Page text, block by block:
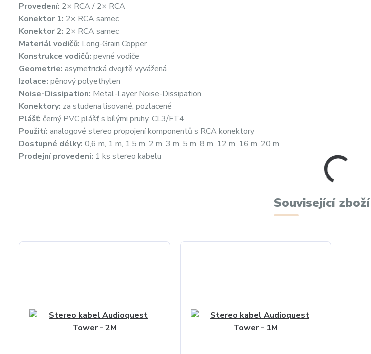
Provedení: 2× RCA / 2× RCA
Konektor 1: 2× RCA samec
Konektor 2: 2× RCA samec
Materiál vodičů: Long-Grain Copper
Konstrukce vodičů: pevné vodiče
Geometrie: asymetrická dvojitě vyvážená
Izolace: pěnový polyethylen
Noise-Dissipation: Metal-Layer Noise-Dissipation
Konektory: za studena lisované, pozlacené
Plášť: černý PVC plášť s bílými pruhy, CL3/FT4
Použití: analogové stereo propojení komponentů s RCA konektory
Dostupné délky: 0,6 m, 1 m, 1,5 m, 2 m, 3 m, 5 m, 8 m, 12 m, 16 m, 20 m
Prodejní provedení: 1 ks stereo kabelu
Související zboží